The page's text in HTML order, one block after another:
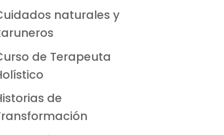
naturales y
de Terapeuta
de